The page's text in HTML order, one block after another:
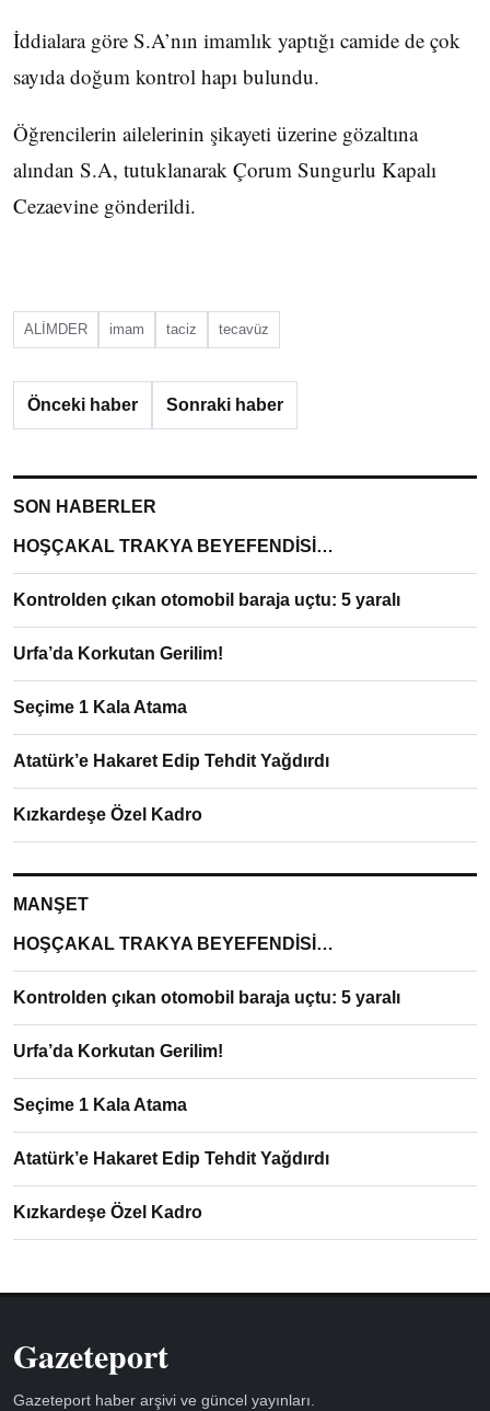
İddialara göre S.A’nın imamlık yaptığı camide de çok
sayıda doğum kontrol hapı bulundu.
Öğrencilerin ailelerinin şikayeti üzerine gözaltına
alından S.A, tutuklanarak Çorum Sungurlu Kapalı
Cezaevine gönderildi.
ALİMDER imam taciz tecavüz
Önceki haber Sonraki haber
SON HABERLER
HOŞÇAKAL TRAKYA BEYEFENDİSİ…
Kontrolden çıkan otomobil baraja uçtu: 5 yaralı
Urfa’da Korkutan Gerilim!
Seçime 1 Kala Atama
Atatürk’e Hakaret Edip Tehdit Yağdırdı
Kızkardeşe Özel Kadro
MANŞET
HOŞÇAKAL TRAKYA BEYEFENDİSİ…
Kontrolden çıkan otomobil baraja uçtu: 5 yaralı
Urfa’da Korkutan Gerilim!
Seçime 1 Kala Atama
Atatürk’e Hakaret Edip Tehdit Yağdırdı
Kızkardeşe Özel Kadro
Gazeteport
Gazeteport haber arşivi ve güncel yayınları.